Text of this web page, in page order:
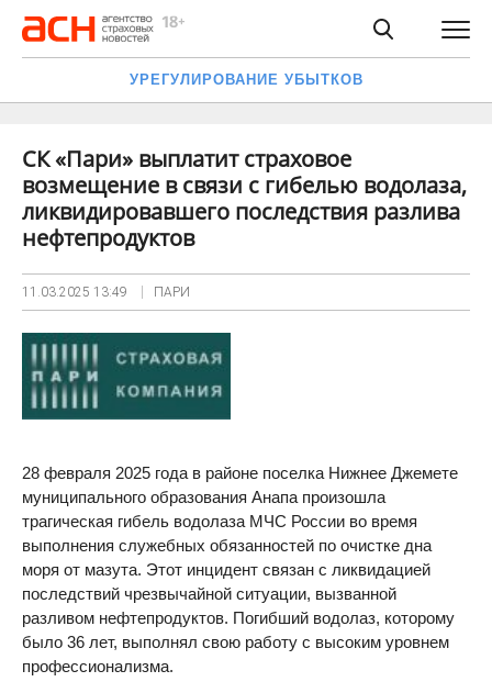
УРЕГУЛИРОВАНИЕ УБЫТКОВ
СК «Пари» выплатит страховое
возмещение в связи с гибелью водолаза,
ликвидировавшего последствия разлива
нефтепродуктов
11.03.2025 13:49 ПАРИ
28 февраля 2025 года в районе поселка Нижнее Джемете
муниципального образования Анапа произошла
трагическая гибель водолаза МЧС России во время
выполнения служебных обязанностей по очистке дна
моря от мазута. Этот инцидент связан с ликвидацией
последствий чрезвычайной ситуации, вызванной
разливом нефтепродуктов. Погибший водолаз, которому
было 36 лет, выполнял свою работу с высоким уровнем
профессионализма.